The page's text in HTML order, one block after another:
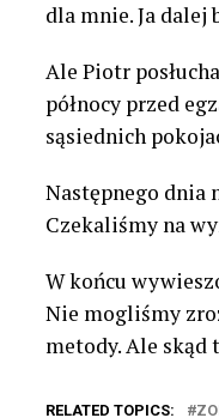
dla mnie. Ja dalej
Ale Piotr
północy przed
sąsiednich
Następnego dnia
Czekaliśmy na
W końcu
Nie mogliśmy
metody. Ale skąd
RELATED TOPICS: